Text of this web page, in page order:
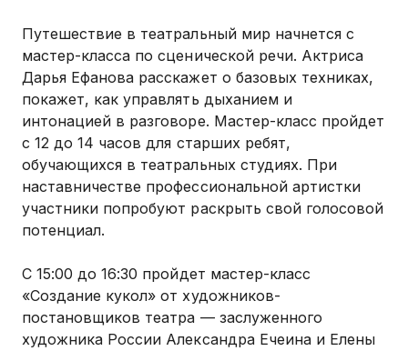
Путешествие в театральный мир начнется с
мастер-класса по сценической речи. Актриса
Дарья Ефанова расскажет о базовых техниках,
покажет, как управлять дыханием и
интонацией в разговоре. Мастер-класс пройдет
с 12 до 14 часов для старших ребят,
обучающихся в театральных студиях. При
наставничестве профессиональной артистки
участники попробуют раскрыть свой голосовой
потенциал.
С 15:00 до 16:30 пройдет мастер-класс
«Создание кукол» от художников-
постановщиков театра — заслуженного
художника России Александра Ечеина и Елены